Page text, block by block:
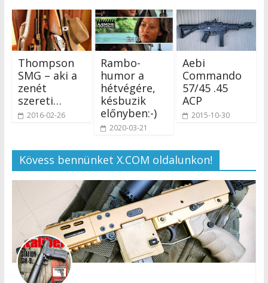
Thompson
SMG – aki a
zenét
szereti…
2016-02-26
Rambo-
humor a
hétvégére,
késbuzik
előnyben:-)
2020-03-21
Aebi
Commando
57/45 .45
ACP
2015-10-30
Kövess bennünket X.COM oldalunkon!